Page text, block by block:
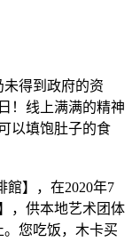
得到政府的资
！线上满满的精神
以填饱肚子的食
館】，在2020年7
，供本地艺术团体
您吃饭，木卡买